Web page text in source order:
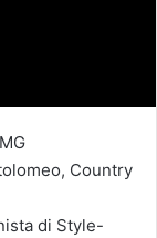
Country
di Style-